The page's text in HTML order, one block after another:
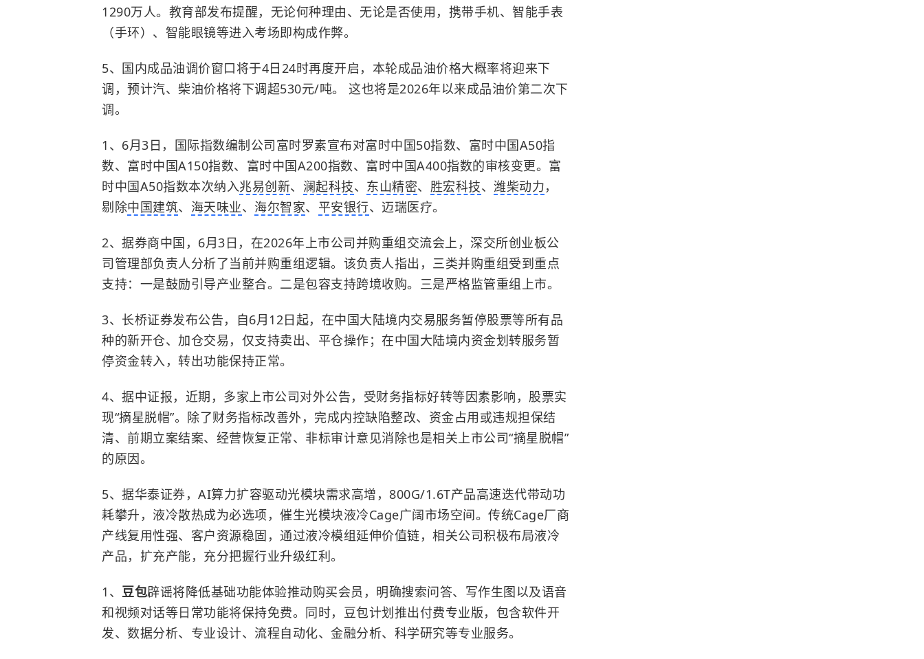
1290万人。教育部发布提醒，无论何种理由、无论是否使用，携带手机、智能手表
（手环）、智能眼镜等进入考场即构成作弊。
5、国内成品油调价窗口将于4日24时再度开启，本轮成品油价格大概率将迎来下
调，预计汽、柴油价格将下调超530元/吨。 这也将是2026年以来成品油价第二次下
调。
1、6月3日，国际指数编制公司富时罗素宣布对富时中国50指数、富时中国A50指
数、富时中国A150指数、富时中国A200指数、富时中国A400指数的审核变更。富
时中国A50指数本次纳入兆易创新、 澜起科技、 东山精密、 胜宏科技、 潍柴动力，
剔除中国建筑、 海天味业、 海尔智家、 平安银行、迈瑞医疗。
2、据券商中国，6月3日，在2026年上市公司并购重组交流会上，深交所创业板公
司管理部负责人分析了当前并购重组逻辑。该负责人指出，三类并购重组受到重点
支持：一是鼓励引导产业整合。二是包容支持跨境收购。三是严格监管重组上市。
3、长桥证券发布公告，自6月12日起，在中国大陆境内交易服务暂停股票等所有品
种的新开仓、加仓交易，仅支持卖出、平仓操作；在中国大陆境内资金划转服务暂
停资金转入，转出功能保持正常。
4、据中证报，近期，多家上市公司对外公告，受财务指标好转等因素影响，股票实
现“摘星脱帽”。除了财务指标改善外，完成内控缺陷整改、资金占用或违规担保结
清、前期立案结案、经营恢复正常、非标审计意见消除也是相关上市公司“摘星脱帽”
的原因。
5、据华泰证券，AI算力扩容驱动光模块需求高增，800G/1.6T产品高速迭代带动功
耗攀升，液冷散热成为必选项，催生光模块液冷Cage广阔市场空间。传统Cage厂商
产线复用性强、客户资源稳固，通过液冷模组延伸价值链，相关公司积极布局液冷
产品，扩充产能，充分把握行业升级红利。
1、 豆包辟谣将降低基础功能体验推动购买会员，明确搜索问答、写作生图以及语音
和视频对话等日常功能将保持免费。同时，豆包计划推出付费专业版，包含软件开
发、数据分析、专业设计、流程自动化、金融分析、科学研究等专业服务。